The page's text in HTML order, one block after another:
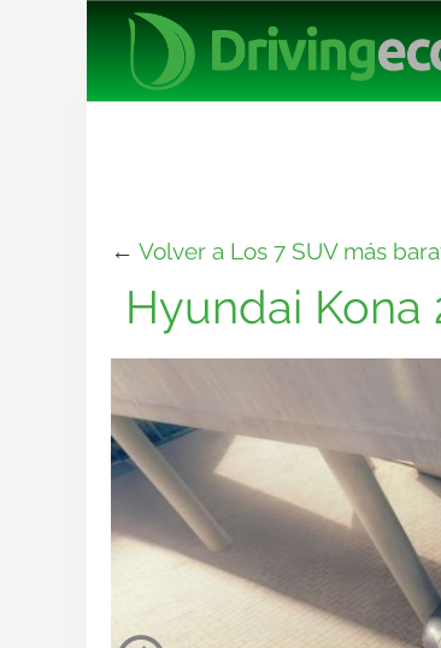
← Volver a Los 7 SUV más
Hyundai Kona